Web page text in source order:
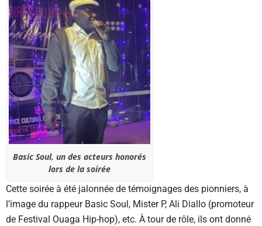
Basic Soul, un des acteurs honorés
lors de la soirée
Cette soirée à été jalonnée de témoignages des pionniers, à
l’image du rappeur Basic Soul, Mister P, Ali Diallo (promoteur
de Festival Ouaga Hip-hop), etc. À tour de rôle, ils ont donné